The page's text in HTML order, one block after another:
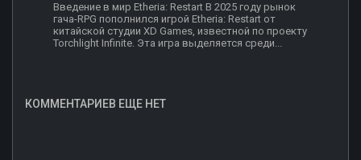
Введение в мир Etheria: Restart В 2025 году рынок
гача-RPG пополнился игрой Etheria: Restart от
китайской студии XD Games, известной по проекту
Torchlight Infinite. Эта игра выделяется среди...
КОММЕНТАРИЕВ ЕЩЕ НЕТ